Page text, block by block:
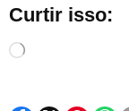
Curtir isso:
Carregando...